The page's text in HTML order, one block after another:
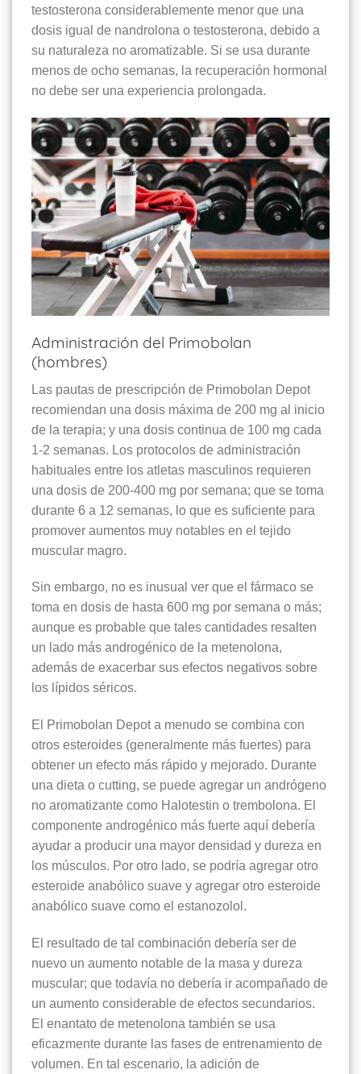
testosterona considerablemente menor que una
dosis igual de nandrolona o testosterona, debido a
su naturaleza no aromatizable. Si se usa durante
menos de ocho semanas, la recuperación hormonal
no debe ser una experiencia prolongada.
Administración del Primobolan
(hombres)
Las pautas de prescripción de Primobolan Depot
recomiendan una dosis máxima de 200 mg al inicio
de la terapia; y una dosis continua de 100 mg cada
1-2 semanas. Los protocolos de administración
habituales entre los atletas masculinos requieren
una dosis de 200-400 mg por semana; que se toma
durante 6 a 12 semanas, lo que es suficiente para
promover aumentos muy notables en el tejido
muscular magro.
Sin embargo, no es inusual ver que el fármaco se
toma en dosis de hasta 600 mg por semana o más;
aunque es probable que tales cantidades resalten
un lado más androgénico de la metenolona, ​​
además de exacerbar sus efectos negativos sobre
los lípidos séricos.
El Primobolan Depot a menudo se combina con
otros esteroides (generalmente más fuertes) para
obtener un efecto más rápido y mejorado. Durante
una dieta o cutting, se puede agregar un andrógeno
no aromatizante como Halotestin o trembolona. El
componente androgénico más fuerte aquí debería
ayudar a producir una mayor densidad y dureza en
los músculos. Por otro lado, se podría agregar otro
esteroide anabólico suave y agregar otro esteroide
anabólico suave como el estanozolol.
El resultado de tal combinación debería ser de
nuevo un aumento notable de la masa y dureza
muscular; que todavía no debería ir acompañado de
un aumento considerable de efectos secundarios.
El enantato de metenolona también se usa
eficazmente durante las fases de entrenamiento de
volumen. En tal escenario, la adición de